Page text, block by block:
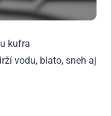
kufra
vodu, blato, sneh aj